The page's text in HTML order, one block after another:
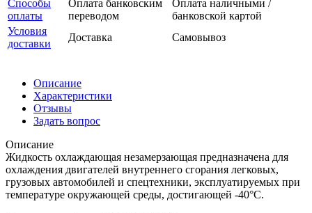
Способы
оплаты
Оплата банковским
переводом
Оплата наличными /
банковской картой
Условия
доставки
Доставка Самовывоз
Описание
Характеристики
Отзывы
Задать вопрос
Описание
Жидкость охлаждающая незамерзающая предназначена для
охлаждения двигателей внутреннего сгорания легковых,
грузовых автомобилей и спецтехники, эксплуатируемых при
температуре окружающей среды, достигающей -40°C.